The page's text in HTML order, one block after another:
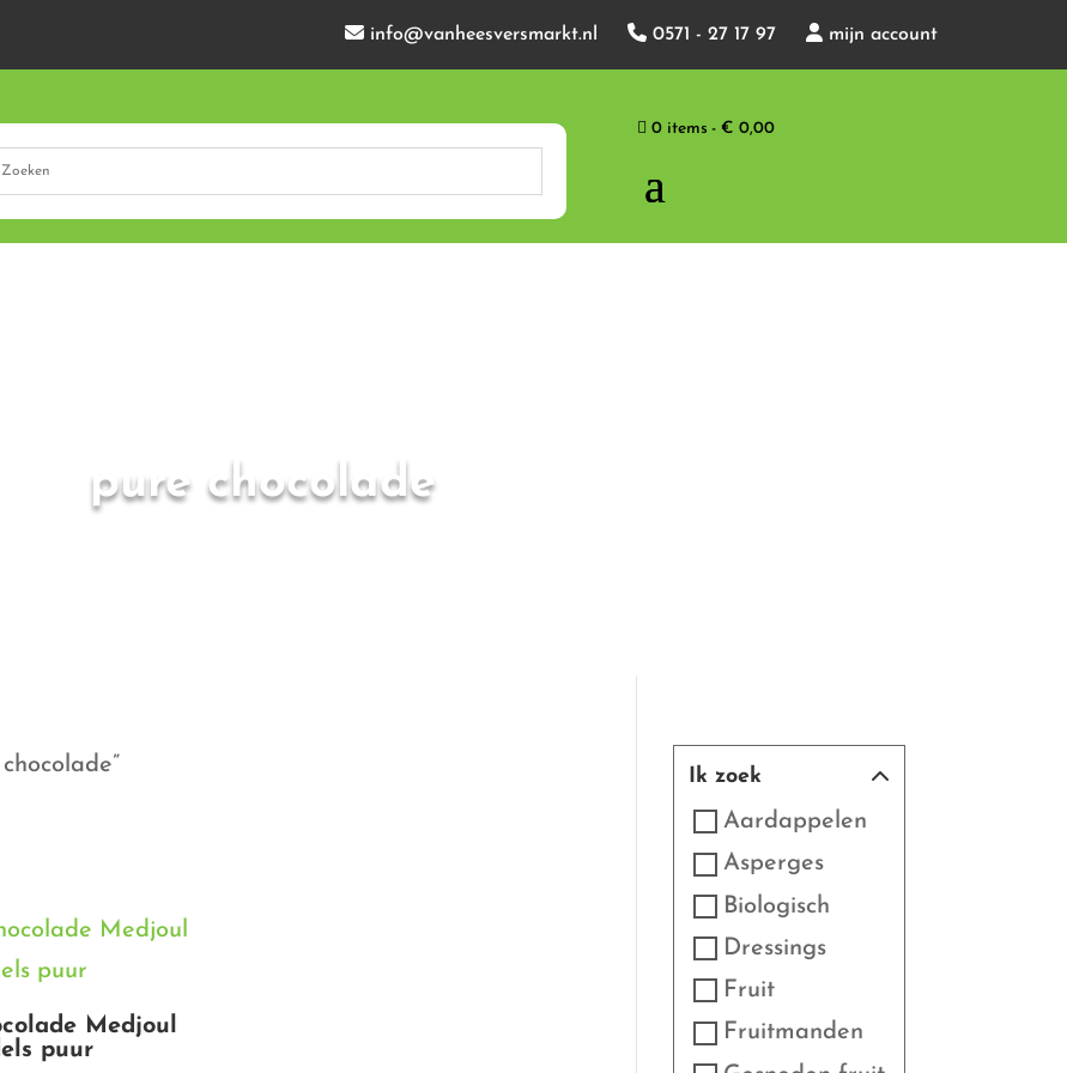
info@vanheesversmarkt.nl 0571 - 27 17 97 mijn account
0 items € 0,00
pure chocolade
Medjoul
puur
Ik zoek
Aardappelen
Asperges
Biologisch
Dressings
Fruit
Fruitmanden